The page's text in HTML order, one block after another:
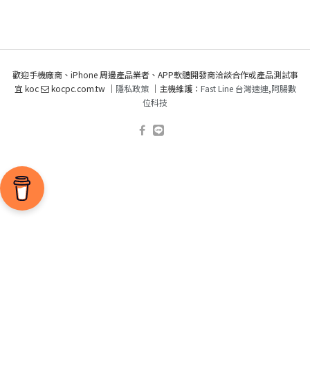
歡迎手機廠商、iPhone 周邊產品業者、APP軟體開發商洽談合作或產品測試事
宜 koc
kocpc.com.tw ｜ 隱私政策｜主機維護： Fast Line 台灣速連,阿腸數
位科技